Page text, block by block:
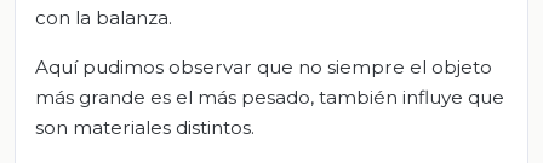
con la balanza.
Aquí pudimos observar que no siempre el objeto
más grande es el más pesado, también influye que
son materiales distintos.